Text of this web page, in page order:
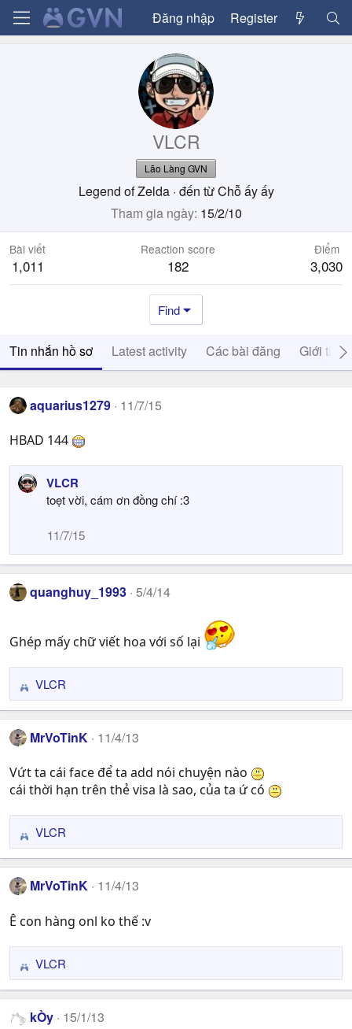
Đăng nhập Register
VLCR
Lão Làng GVN
Legend of Zelda · đến từChỗ ấy ấy
Tham gia ngày 15/2/10
Bài viết
1,011
Reaction score
182
Điểm
3,030
Find
Tin nhắn hồ sơ Latest activity Các bài đăng Giới thiệu
aquarius1279 11/7/15
HBAD 144
VLCR
toẹt vời, cám ơn đồng chí :3
11/7/15
quanghuy_1993 5/4/14
Ghép mấy chữ viết hoa với số lại
R
e
a
c
i
o
VLCR
MrVoTinK 11/4/13
Vứt ta cái face để ta add nói chuyện nào
cái thời hạn trên thẻ visa là sao, của ta ứ có
R
e
a
c
s
:
VLCR
MrVoTinK 11/4/13
Ê con hàng onl ko thế :v
R
e
a
c
VLCR
kÒy 15/1/13